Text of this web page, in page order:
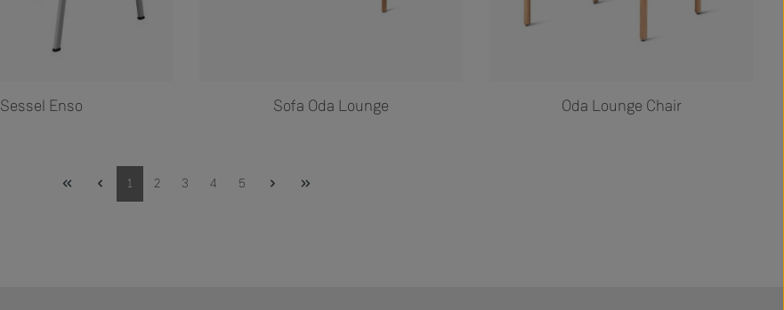
Sessel Enso Sofa Oda Lounge Oda Lounge Chair
Seite
1 Seite
2 Seite
3 Seite
4 Seite
5